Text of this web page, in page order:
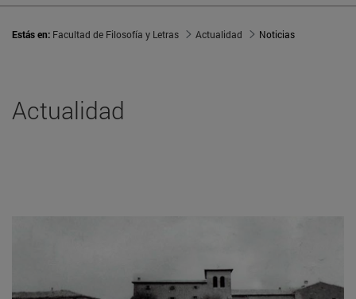
Estás en: Facultad de Filosofía y Letras Actualidad Noticias
Actualidad